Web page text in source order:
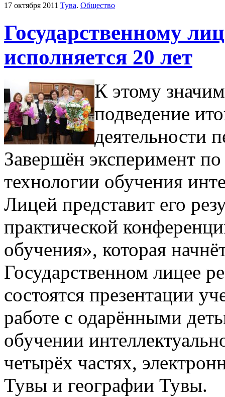
17 октября 2011 Тува. Общество
Государственному
исполняется 20 лет
К этому
подведение
деятельности
Завершён эксперимент
технологии обучения
Лицей представит его
практической
обучения», которая
Государственном лицее
состоятся презентации
работе с одарёнными
обучении
четырёх частях,
Тувы и географии Тувы.